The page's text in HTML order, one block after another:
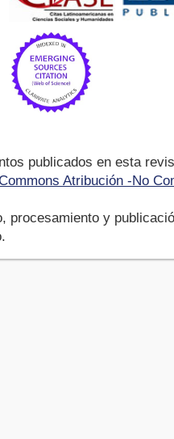
publicados en esta
Atribución -No
procesamiento y